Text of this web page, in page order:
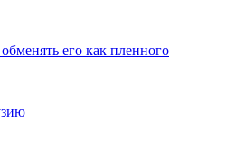
его как пленного